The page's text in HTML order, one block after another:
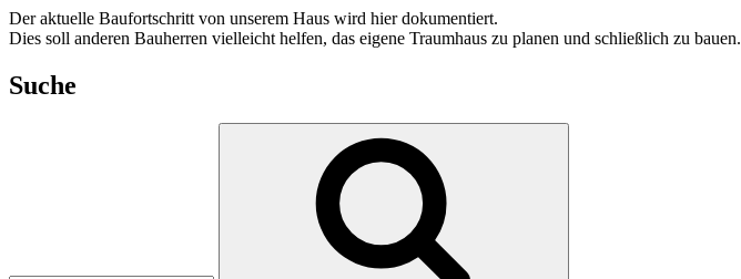
Der aktuelle Baufortschritt von unserem Haus wird hier dokumentiert.
Dies soll anderen Bauherren vielleicht helfen, das eigene Traumhaus zu planen und schließlich zu bauen.
Suche